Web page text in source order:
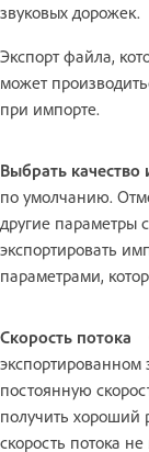
звуковых дорожек.
Экспорт файла,
может
при импорте.
Выбрать
по умолчанию.
другие параметры
экспортировать
параметрами,
Скорость потока
постоянную
получить хороший
скорость потока